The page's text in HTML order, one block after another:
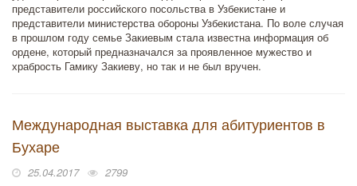
представители российского посольства в Узбекистане и
представители министерства обороны Узбекистана. По воле случая
в прошлом году семье Закиевым стала известна информация об
ордене, который предназначался за проявленное мужество и
храбрость Гамику Закиеву, но так и не был вручен.
Международная выставка для абитуриентов в
Бухаре
25.04.2017
2799